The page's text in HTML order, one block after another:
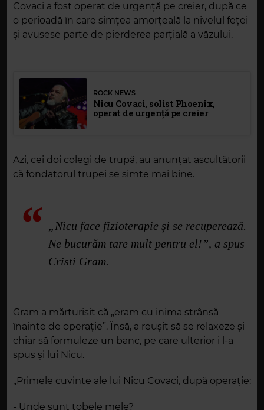
Covaci a fost operat de urgență pe creier, după ce
o perioadă în care simțea amorțeală la nivelul feței
și avusese parte de pierderea parțială a văzului.
ROCK NEWS
Nicu Covaci, solist Phoenix,
operat de urgență pe creier
Azi, cei doi colegi de trupă, au anunțat ascultătorii
că fondatorul trupei se simte mai bine.
„Nicu face fizioterapie și se recuperează.
Ne bucurăm tare mult pentru el!”, a spus
Cristi Gram.
Gram a mărturisit că „eram cu inima strânsă
înainte de operație”. Însă, a reușit să se relaxeze și
chiar să formuleze un banc, pe care ulterior i l-a
spus și lui Nicu.
„Primele cuvinte ale lui Nicu Covaci, după operație:
- Unde sunt tobele mele?